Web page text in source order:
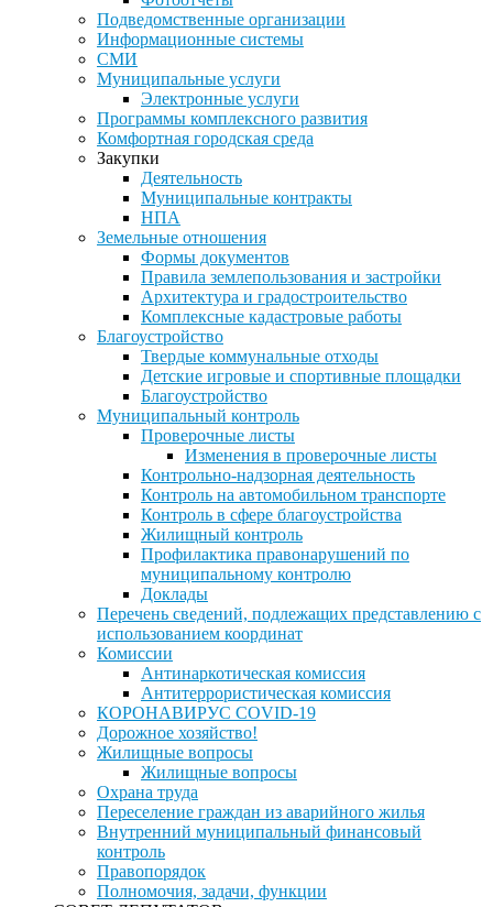
Подведомственные организации
Информационные системы
СМИ
Муниципальные услуги
Электронные услуги
Программы комплексного развития
Комфортная городская среда
Закупки
Деятельность
Муниципальные контракты
НПА
Земельные отношения
Формы документов
Правила землепользования и застройки
Архитектура и градостроительство
Комплексные кадастровые работы
Благоустройство
Твердые коммунальные отходы
Детские игровые и спортивные площадки
Благоустройство
Муниципальный контроль
Проверочные листы
Изменения в проверочные листы
Контрольно-надзорная деятельность
Контроль на автомобильном транспорте
Контроль в сфере благоустройства
Жилищный контроль
Профилактика правонарушений по
муниципальному контролю
Доклады
Перечень сведений, подлежащих представлению с
использованием координат
Комиссии
Антинаркотическая комиссия
Антитеррористическая комиссия
КОРОНАВИРУС COVID-19
Дорожное хозяйство!
Жилищные вопросы
Жилищные вопросы
Охрана труда
Переселение граждан из аварийного жилья
Внутренний муниципальный финансовый
контроль
Правопорядок
Полномочия, задачи, функции